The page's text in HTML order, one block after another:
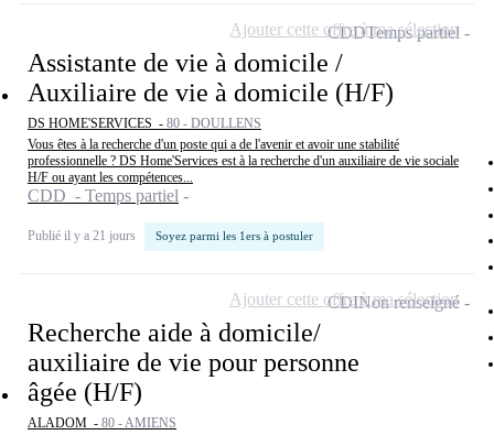
Assistante de vie à domicile /
Auxiliaire de vie à domicile (H/F)
DS HOME'SERVICES - 80 - DOULLENS
Vous êtes à la recherche d'un poste qui a de l'avenir et avoir une stabilité
professionnelle ? DS Home'Services est à la recherche d'un auxiliaire de vie sociale
H/F ou ayant les compétences...
CDD - Temps partiel
Publié il y a 21 jours Soyez parmi les 1ers à postuler
CDDTemps partiel
Ajouter cette offre à ma sélection
Recherche aide à domicile/
auxiliaire de vie pour personne
âgée (H/F)
ALADOM - 80 - AMIENS
CDINon renseigné
Ajouter cette offre à ma sélection